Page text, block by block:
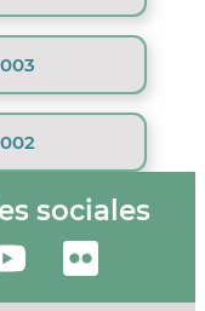
sociales